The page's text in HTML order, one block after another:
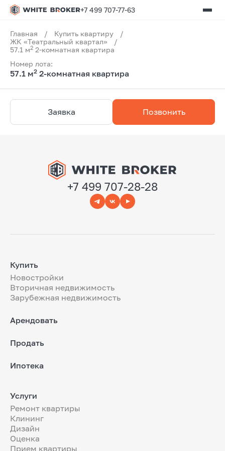
+7 499 707-77-63
Главная / Купить квартиру
/
ЖК «Театральный квартал»
/
57.1 м2 2-комнатная квартира
Номер лота:
57.1 м2 2-комнатная квартира
Заявка Позвонить
+7 499 707-28-28
Купить
Новостройки
Вторичная недвижимость
Зарубежная недвижимость
Арендовать
Продать
Ипотека
Услуги
Ремонт квартиры
Клининг
Дизайн
Оценка
Прием квартиры